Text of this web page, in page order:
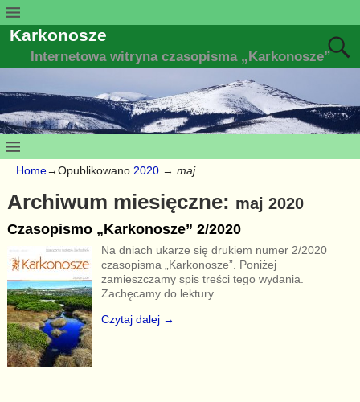
Karkonosze
Internetowa witryna czasopisma „Karkonosze”
Home→Opublikowano 2020 → maj
Archiwum miesięczne: maj 2020
Czasopismo „Karkonosze” 2/2020
Na dniach ukarze się drukiem numer 2/2020
czasopisma „Karkonosze”. Poniżej
zamieszczamy spis treści tego wydania.
Zachęcamy do lektury.
Czytaj dalej →